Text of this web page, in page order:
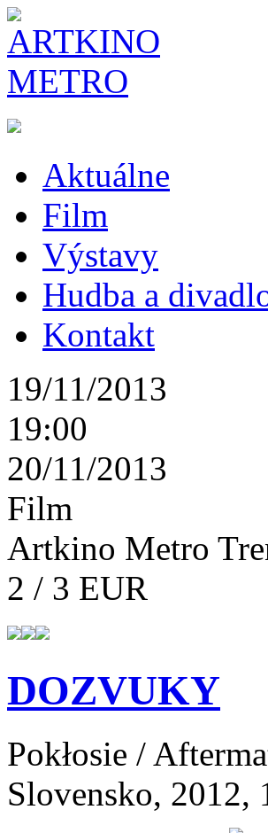
Aktuálne
Film
Výstavy
Hudba a
Kontakt
19/11/2013
19:00
20/11/2013
Film
Artkino Metro
2 / 3 EUR
DOZVUKY
Pokłosie /
Slovensko, 2012,